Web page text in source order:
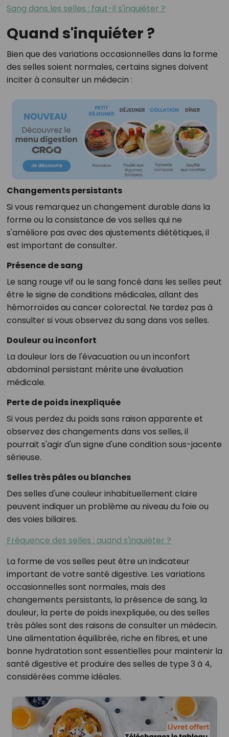
Sang dans les selles : faut-il s'inquiéter ?
Quand s'inquiéter ?
Bien que des variations occasionnelles dans la forme
des selles soient normales, certains signes doivent
inciter à consulter un médecin :
Changements persistants
Si vous remarquez un changement durable dans la
forme ou la consistance de vos selles qui ne
s'améliore pas avec des ajustements diététiques, il
est important de consulter.
Présence de sang
Le sang rouge vif ou le sang foncé dans les selles peut
être le signe de conditions médicales, allant des
hémorroïdes au cancer colorectal. Ne tardez pas à
consulter si vous observez du sang dans vos selles.
Douleur ou inconfort
La douleur lors de l'évacuation ou un inconfort
abdominal persistant mérite une évaluation
médicale.
Perte de poids inexpliquée
Si vous perdez du poids sans raison apparente et
observez des changements dans vos selles, il
pourrait s'agir d'un signe d'une condition sous-jacente
sérieuse.
Selles très pâles ou blanches
Des selles d'une couleur inhabituellement claire
peuvent indiquer un problème au niveau du foie ou
des voies biliaires.
Fréquence des selles : quand s'inquiéter ?
La forme de vos selles peut être un indicateur
important de votre santé digestive. Les variations
occasionnelles sont normales, mais des
changements persistants, la présence de sang, la
douleur, la perte de poids inexpliquée, ou des selles
très pâles sont des raisons de consulter un médecin.
Une alimentation équilibrée, riche en fibres, et une
bonne hydratation sont essentielles pour maintenir la
santé digestive et produire des selles de type 3 à 4,
considérées comme idéales.